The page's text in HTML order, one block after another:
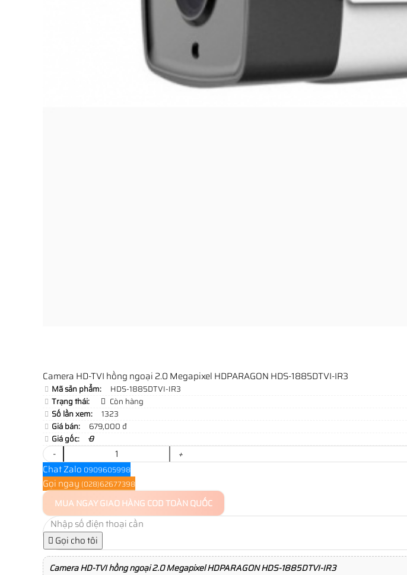
Camera HD-TVI hồng ngoại 2.0 Megapixel HDPARAGON HDS-1885DTVI-IR3
Mã sản phẩm:
HDS-1885DTVI-IR3
Trạng thái:
Còn hàng
Số lần xem:
1323
Giá bán:
679,000 đ
Giá gốc:
0
-
+
Chat Zalo 0909605998
Gọi ngay (028)62677398
MUA NGAYGIAO HÀNG COD TOÀN QUỐC
Gọi cho tôi
Camera HD-TVI hồng ngoại 2.0 Megapixel HDPARAGON HDS-1885DTVI-IR3